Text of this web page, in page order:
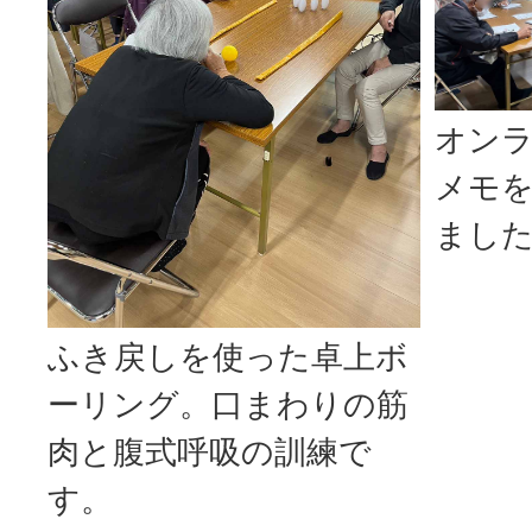
ふき戻しを使った卓上ボ
ーリング。口まわりの筋
肉と腹式呼吸の訓練で
す。
オン
メモ
まし